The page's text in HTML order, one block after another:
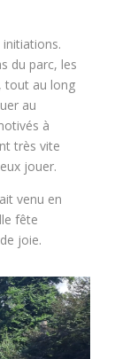
du parc, les
tout au long
au
à
très vite
jouer.
venu en
fête
joie.